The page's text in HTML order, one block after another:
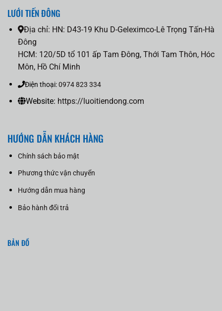
LƯỚI TIẾN ĐÔNG
Địa chỉ: HN: D43-19 Khu D-Geleximco-Lê Trọng Tấn-Hà
Đông
HCM: 120/5D tổ 101 ấp Tam Đông, Thới Tam Thôn, Hóc
Môn, Hồ Chí Minh
Điện thoại:0974 823 334
Website: https://luoitiendong.com
HƯỚNG DẪN KHÁCH HÀNG
Chính sách bảo mật
Phương thức vận chuyển
Hướng dẫn mua hàng
Bảo hành đổi trả
BẢN ĐỒ